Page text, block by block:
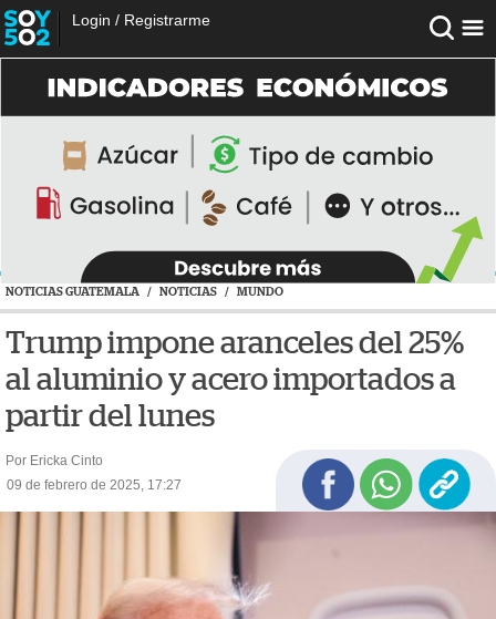
Login / Registrarme
NOTICIAS GUATEMALA / NOTICIAS / MUNDO
Trump impone aranceles del 25%
al aluminio y acero importados a
partir del lunes
Por Ericka Cinto
09 de febrero de 2025, 17:27